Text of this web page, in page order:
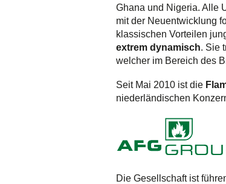
Ghana und Nigeria. Alle
mit der Neuentwicklung
klassischen Vorteilen
extrem dynamisch. Sie
welcher im Bereich des
Seit Mai 2010 ist die
niederländischen
Die Gesellschaft ist